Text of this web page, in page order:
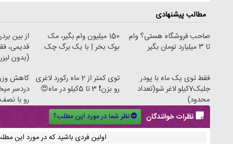
مطالب پیشنهادی
صاحب فروشگاه هستی؟ وام
تا ۳ میلیارد تومان بگیر
150 میلیون وام بگیر، مک
بوک بخر | با یک برگ چک
از بین
(بدون
فقط توی یک ماه با پودر
جلبک7کیلو لاغر شو(تعداد
محدود)
توی کمتر از 2 ماه رکورد لاغری
رو بزن❗ 3 تا 5کیلو در ماه😍
کاهش
دردسر
رو با
نظرات خوانندگان
نظر شما در مورد این مطلب؟
اولین فردی باشید که در مورد این